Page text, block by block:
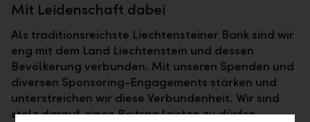
Mit Leidenschaft dabei
Als traditionsreichste Liechtensteiner Bank sind wir
eng mit dem Land Liechtenstein und dessen
Bevölkerung verbunden. Mit unseren Spenden und
diversen Sponsoring-Engagements stärken und
unterstreichen wir diese Verbundenheit. Wir sind
stolz darauf, einen Beitrag leisten zu dürfen.